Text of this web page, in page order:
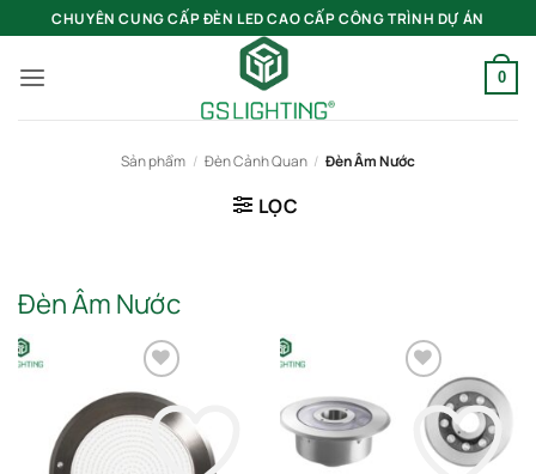
qua
nội
CHUYÊN CUNG CẤP ĐÈN LED CAO CẤP CÔNG TRÌNH DỰ ÁN
0
Sản phẩm / Đèn Cảnh Quan / Đèn Âm Nước
LỌC
Đèn Âm Nước